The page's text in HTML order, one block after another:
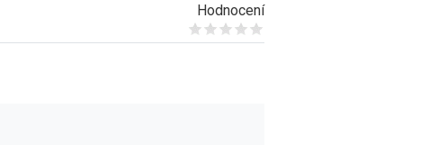
Hodnocení
Give it 1/5
Give it 2/5
Give it 3/5
Give it 4/5
Give it 5/5